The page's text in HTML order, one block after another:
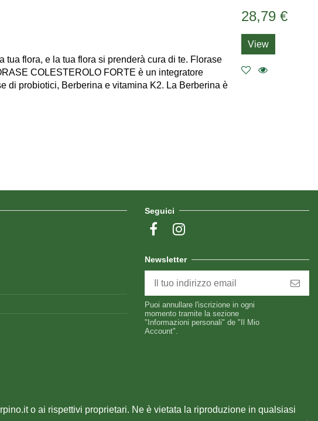
flora, e la tua flora si prenderà cura di te. Florase
COLESTEROLO FORTE è un integratore
di probiotici, Berberina e vitamina K2. La Berberina è
28,79 €
View
Seguici
Newsletter
Puoi annullare l'iscrizione in ogni
momento tramite la sezione
"Informazioni personali" de "Il Mio
Account".
o ai rispettivi proprietari. Ne è vietata la riproduzione in qualsiasi